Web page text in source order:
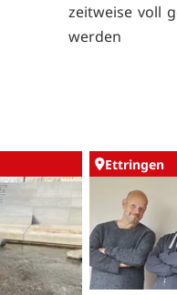
zeitweise voll
werden
Ettringen